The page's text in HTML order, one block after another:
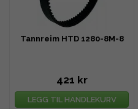
Tannreim HTD 1280-8M-8
421 kr
LEGG TIL HANDLEKURV